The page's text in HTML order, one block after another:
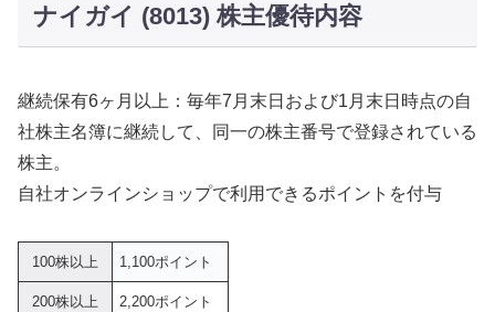
ナイガイ (8013) 株主優待内容
継続保有6ヶ月以上：毎年7月末日および1月末日時点の自
社株主名簿に継続して、同一の株主番号で登録されている
株主。
自社オンラインショップで利用できるポイントを付与
100株以上 1,100ポイント
200株以上 2,200ポイント